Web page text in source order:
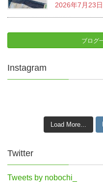
2026年7月23日
ブログ
Instagram
Load More...
Twitter
Tweets by nobochi_